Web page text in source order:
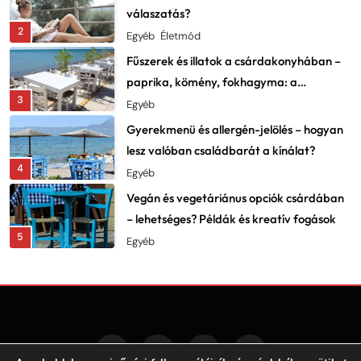
2
válaszatás?
Egyéb Életmód
3
Fűszerek és illatok a csárdakonyhában –
paprika, kömény, fokhagyma: a
karakter lelke
Egyéb
4
Gyerekmenü és allergén-jelölés – hogyan
lesz valóban családbarát a kínálat?
Egyéb
5
Vegán és vegetáriánus opciók csárdában
– lehetséges? Példák és kreatív fogások
Egyéb
éves programnaptár és élményajánló
Vadételek a csárdákban – szarvas,
vaddisznó, fácán: beszerzés és elkészítés